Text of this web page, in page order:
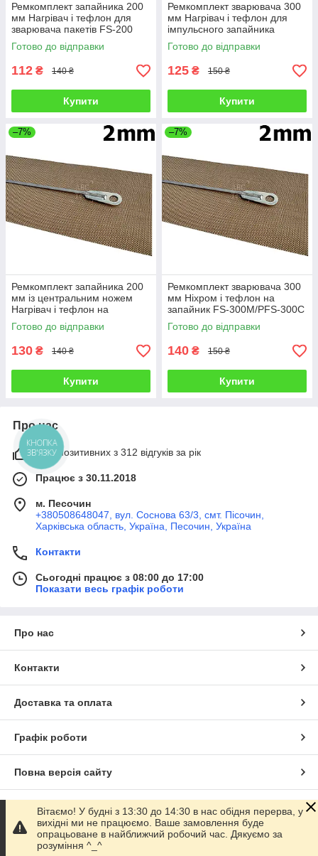
Ремкомплект запайника 200
мм Нагрівач і тефлон для
зварювача пакетів FS-200
ABS / IRON / FS-200 С Шов 2
мм
Готово до відправки
112 ₴ 140 ₴
Купити
Ремкомплект зварювача 300
мм Нагрівач і тефлон для
імпульсного запайника
пакетів FS-300 ABS Шов 2 мм
Готово до відправки
125 ₴ 150 ₴
Купити
–7%
Ремкомплект запайника 200
мм із центральним ножем
Нагрівач і тефлон на
запайник FS-200M Шов 2 мм
Готово до відправки
130 ₴ 140 ₴
Купити
–7%
Ремкомплект зварювача 300
мм Ніхром і тефлон на
запайник FS-300M/PFS-300С
Шов 2 мм
Готово до відправки
140 ₴ 150 ₴
Купити
Про нас
99% позитивних з 312 відгуків за рік
Працює з 30.11.2018
м. Песочин
+380508648047, вул. Соснова 63/3, смт. Пісочин,
Харківська область, Україна, Песочин, Україна
Контакти
Сьогодні працює з 08:00 до 17:00
Показати весь графік роботи
Про нас
Контакти
Доставка та оплата
Графік роботи
Повна версія сайту
Сайт створено на маркетплейсіProm.ua
Політика конфіденційності
Вітаємо! У будні з 13:30 до 14:30 в нас обідня перерва, у
вихідні ми не працюємо. Ваше замовлення буде
опрацьоване в найближчий робочий час. Дякуємо за
розуміння ^_^
КНОПКА
ЗВ'ЯЗКУ